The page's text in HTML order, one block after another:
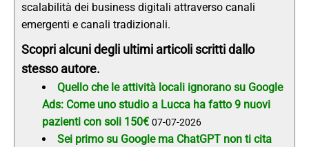
scalabilità dei business digitali attraverso canali
emergenti e canali tradizionali.
Scopri alcuni degli ultimi articoli scritti dallo
stesso autore.
Quello che le attività locali ignorano su Google
Ads: Come uno studio a Lucca ha fatto 9 nuovi
pazienti con soli 150€ 07-07-2026
Sei primo su Google ma ChatGPT non ti cita